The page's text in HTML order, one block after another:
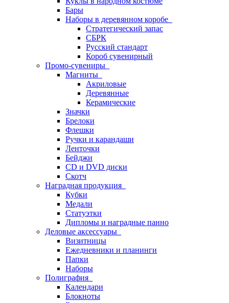
Бары
Наборы в деревянном коробе
Стратегический запас
СБРК
Русский стандарт
Короб сувенирный
Промо-сувениры
Магниты
Акриловые
Деревянные
Керамические
Значки
Брелоки
Флешки
Ручки и карандаши
Ленточки
Бейджи
CD и DVD диски
Скотч
Наградная продукция
Кубки
Медали
Статуэтки
Дипломы и наградные панно
Деловые аксессуары
Визитницы
Ежедневники и планинги
Папки
Наборы
Полиграфия
Календари
Блокноты